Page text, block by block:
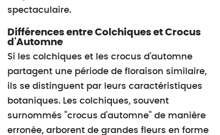
spectaculaire.
Différences entre Colchiques et Crocus
d'Automne
Si les colchiques et les crocus d'automne
partagent une période de floraison similaire,
ils se distinguent par leurs caractéristiques
botaniques. Les colchiques, souvent
surnommés "crocus d'automne" de manière
erronée, arborent de grandes fleurs en forme